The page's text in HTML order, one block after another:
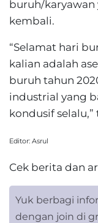
buruh/karyawan
kembali.
“Selamat hari
kalian adalah
buruh tahun
industrial yang
kondusif
Editor: Asrul
Cek berita dan
Yuk berbagi
dengan join di